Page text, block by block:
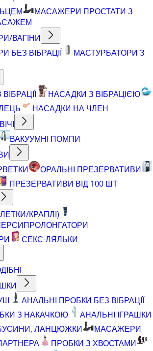
МАСАЖЕРИ ПРОСТАТИ З
ВАГІНИ
БЕЗ ВІБРАЦІЇ
МАСТУРБАТОРИ З
НАСАДКИ З ВІБРАЦІЄЮ
НАСАДКИ НА ЧЛЕН
ВАКУУМНІ ПОМПИ
ОРАЛЬНІ ПРЕЗЕРВАТИВИ
ПРЕЗЕРВАТИВИ ВІД 100 ШТ
КРАПЛІ)
ПРОЛОНГАТОРИ
СЕКС-ЛЯЛЬКИ
АНАЛЬНІ ПРОБКИ БЕЗ ВІБРАЦІЇ
З НАКАЧКОЮ
АНАЛЬНІ ІГРАШКИ
ЛАНЦЮЖКИ
МАСАЖЕРИ
ПРОБКИ З ХВОСТАМИ